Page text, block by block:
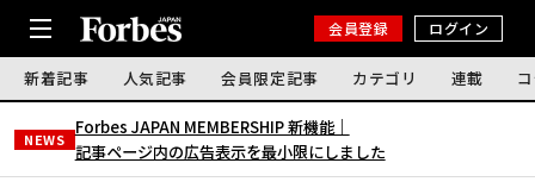
会員登録 ログイン
新着記事 人気記事 会員限定記事 カテゴリ 連載
NEWS
Forbes JAPAN MEMBERSHIP 新機能｜
記事ページ内の広告表示を最小限にしました